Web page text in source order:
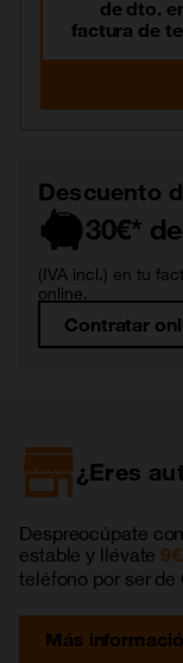
de dto.
factura de
Descuento
30€*
(IVA incl.) en tu
online.
Contratar
¿Eres
Despreocúpate
estable y llévate
teléfono por ser de
Más